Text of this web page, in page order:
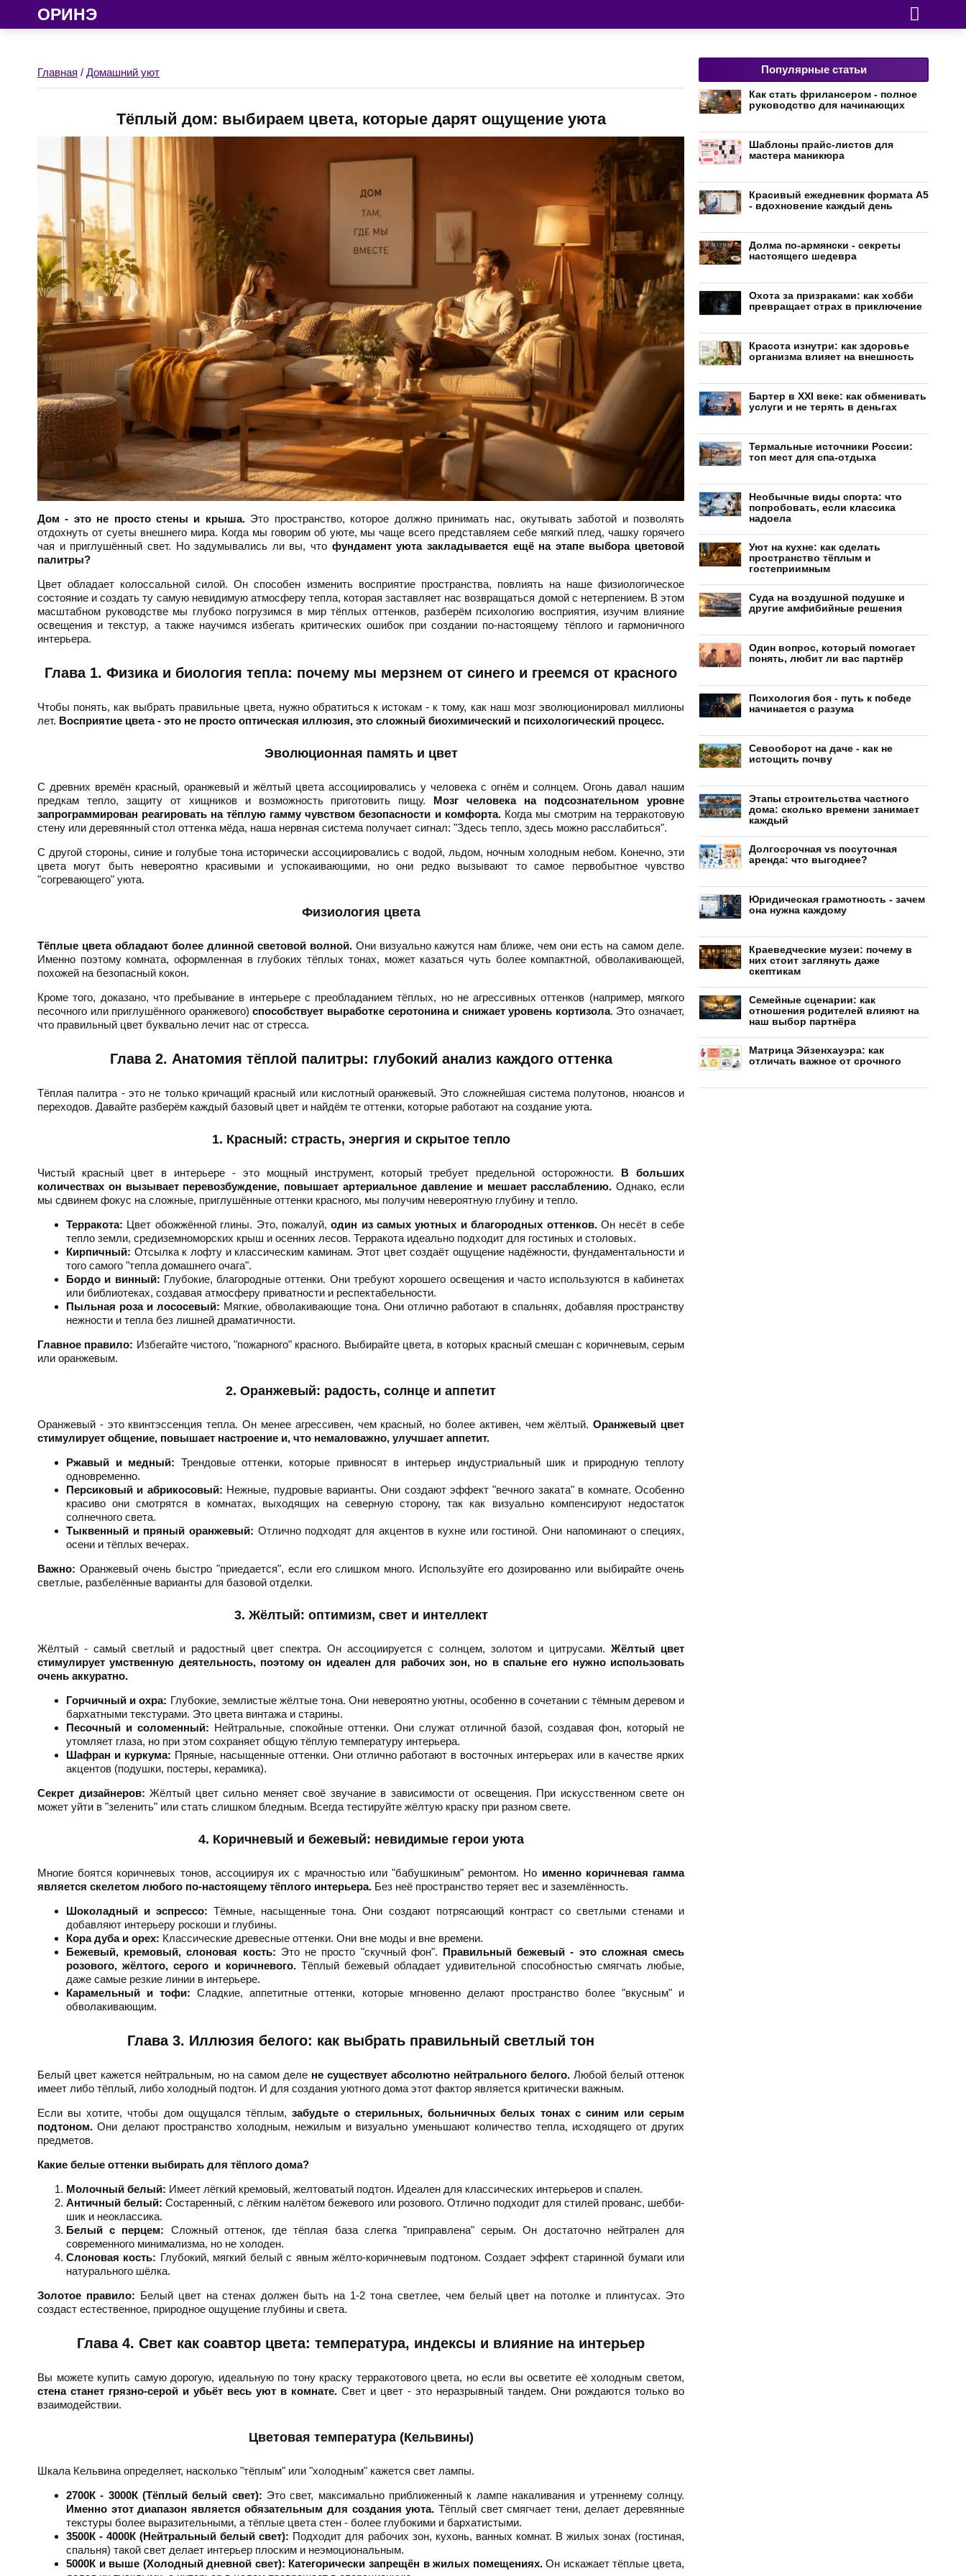
ОРИНЭ
Главная / Домашний уют
Тёплый дом: выбираем цвета, которые дарят ощущение уюта
Дом - это не просто стены и крыша.Это пространство, которое должно принимать нас, окутывать заботой и позволять
отдохнуть от суеты внешнего мира. Когда мы говорим об уюте, мы чаще всего представляем себе мягкий плед, чашку горячего
чая и приглушённый свет. Но задумывались ли вы, что фундамент уюта закладывается ещё на этапе выбора цветовой
палитры?
Цвет обладает колоссальной силой. Он способен изменить восприятие пространства, повлиять на наше физиологическое
состояние и создать ту самую невидимую атмосферу тепла, которая заставляет нас возвращаться домой с нетерпением. В этом
масштабном руководстве мы глубоко погрузимся в мир тёплых оттенков, разберём психологию восприятия, изучим влияние
освещения и текстур, а также научимся избегать критических ошибок при создании по-настоящему тёплого и гармоничного
интерьера.
Глава 1. Физика и биология тепла: почему мы мерзнем от синего и греемся от красного
Чтобы понять, как выбрать правильные цвета, нужно обратиться к истокам - к тому, как наш мозг эволюционировал миллионы
лет. Восприятие цвета - это не просто оптическая иллюзия, это сложный биохимический и психологический процесс.
Эволюционная память и цвет
С древних времён красный, оранжевый и жёлтый цвета ассоциировались у человека с огнём и солнцем. Огонь давал нашим
предкам тепло, защиту от хищников и возможность приготовить пищу. Мозг человека на подсознательном уровне
запрограммирован реагировать на тёплую гамму чувством безопасности и комфорта.Когда мы смотрим на терракотовую
стену или деревянный стол оттенка мёда, наша нервная система получает сигнал: "Здесь тепло, здесь можно расслабиться".
С другой стороны, синие и голубые тона исторически ассоциировались с водой, льдом, ночным холодным небом. Конечно, эти
цвета могут быть невероятно красивыми и успокаивающими, но они редко вызывают то самое первобытное чувство
"согревающего" уюта.
Физиология цвета
Тёплые цвета обладают более длинной световой волной.Они визуально кажутся нам ближе, чем они есть на самом деле.
Именно поэтому комната, оформленная в глубоких тёплых тонах, может казаться чуть более компактной, обволакивающей,
похожей на безопасный кокон.
Кроме того, доказано, что пребывание в интерьере с преобладанием тёплых, но не агрессивных оттенков (например, мягкого
песочного или приглушённого оранжевого)способствует выработке серотонина и снижает уровень кортизола. Это означает,
что правильный цвет буквально лечит нас от стресса.
Глава 2. Анатомия тёплой палитры: глубокий анализ каждого оттенка
Тёплая палитра - это не только кричащий красный или кислотный оранжевый. Это сложнейшая система полутонов, нюансов и
переходов. Давайте разберём каждый базовый цвет и найдём те оттенки, которые работают на создание уюта.
1. Красный: страсть, энергия и скрытое тепло
Чистый красный цвет в интерьере - это мощный инструмент, который требует предельной осторожности. В больших
количествах он вызывает перевозбуждение, повышает артериальное давление и мешает расслаблению. Однако, если
мы сдвинем фокус на сложные, приглушённые оттенки красного, мы получим невероятную глубину и тепло.
Терракота: Цвет обожжённой глины. Это, пожалуй,один из самых уютных и благородных оттенков.Он несёт в себе
тепло земли, средиземноморских крыш и осенних лесов. Терракота идеально подходит для гостиных и столовых.
Кирпичный: Отсылка к лофту и классическим каминам. Этот цвет создаёт ощущение надёжности, фундаментальности и
того самого "тепла домашнего очага".
Бордо и винный: Глубокие, благородные оттенки. Они требуют хорошего освещения и часто используются в кабинетах
или библиотеках, создавая атмосферу приватности и респектабельности.
Пыльная роза и лососевый: Мягкие, обволакивающие тона. Они отлично работают в спальнях, добавляя пространству
нежности и тепла без лишней драматичности.
Главное правило: Избегайте чистого, "пожарного" красного. Выбирайте цвета, в которых красный смешан с коричневым, серым
или оранжевым.
2. Оранжевый: радость, солнце и аппетит
Оранжевый - это квинтэссенция тепла. Он менее агрессивен, чем красный, но более активен, чем жёлтый.Оранжевый цвет
стимулирует общение, повышает настроение и, что немаловажно, улучшает аппетит.
Ржавый и медный: Трендовые оттенки, которые привносят в интерьер индустриальный шик и природную теплоту
одновременно.
Персиковый и абрикосовый: Нежные, пудровые варианты. Они создают эффект "вечного заката" в комнате. Особенно
красиво они смотрятся в комнатах, выходящих на северную сторону, так как визуально компенсируют недостаток
солнечного света.
Тыквенный и пряный оранжевый: Отлично подходят для акцентов в кухне или гостиной. Они напоминают о специях,
осени и тёплых вечерах.
Важно: Оранжевый очень быстро "приедается", если его слишком много. Используйте его дозированно или выбирайте очень
светлые, разбелённые варианты для базовой отделки.
3. Жёлтый: оптимизм, свет и интеллект
Жёлтый - самый светлый и радостный цвет спектра. Он ассоциируется с солнцем, золотом и цитрусами. Жёлтый цвет
стимулирует умственную деятельность, поэтому он идеален для рабочих зон, но в спальне его нужно использовать
очень аккуратно.
Горчичный и охра: Глубокие, землистые жёлтые тона. Они невероятно уютны, особенно в сочетании с тёмным деревом и
бархатными текстурами. Это цвета винтажа и старины.
Песочный и соломенный: Нейтральные, спокойные оттенки. Они служат отличной базой, создавая фон, который не
утомляет глаза, но при этом сохраняет общую тёплую температуру интерьера.
Шафран и куркума: Пряные, насыщенные оттенки. Они отлично работают в восточных интерьерах или в качестве ярких
акцентов (подушки, постеры, керамика).
Секрет дизайнеров: Жёлтый цвет сильно меняет своё звучание в зависимости от освещения. При искусственном свете он
может уйти в "зеленить" или стать слишком бледным. Всегда тестируйте жёлтую краску при разном свете.
4. Коричневый и бежевый: невидимые герои уюта
Многие боятся коричневых тонов, ассоциируя их с мрачностью или "бабушкиным" ремонтом. Но именно коричневая гамма
является скелетом любого по-настоящему тёплого интерьера. Без неё пространство теряет вес и заземлённость.
Шоколадный и эспрессо: Тёмные, насыщенные тона. Они создают потрясающий контраст со светлыми стенами и
добавляют интерьеру роскоши и глубины.
Кора дуба и орех: Классические древесные оттенки. Они вне моды и вне времени.
Бежевый, кремовый, слоновая кость: Это не просто "скучный фон". Правильный бежевый - это сложная смесь
розового, жёлтого, серого и коричневого.Тёплый бежевый обладает удивительной способностью смягчать любые,
даже самые резкие линии в интерьере.
Карамельный и тофи: Сладкие, аппетитные оттенки, которые мгновенно делают пространство более "вкусным" и
обволакивающим.
Глава 3. Иллюзия белого: как выбрать правильный светлый тон
Белый цвет кажется нейтральным, но на самом деле не существует абсолютно нейтрального белого. Любой белый оттенок
имеет либо тёплый, либо холодный подтон. И для создания уютного дома этот фактор является критически важным.
Если вы хотите, чтобы дом ощущался тёплым, забудьте о стерильных, больничных белых тонах с синим или серым
подтоном. Они делают пространство холодным, нежилым и визуально уменьшают количество тепла, исходящего от других
предметов.
Какие белые оттенки выбирать для тёплого дома?
Молочный белый: Имеет лёгкий кремовый, желтоватый подтон. Идеален для классических интерьеров и спален.
Античный белый: Состаренный, с лёгким налётом бежевого или розового. Отлично подходит для стилей прованс, шебби-
шик и неоклассика.
Белый с перцем: Сложный оттенок, где тёплая база слегка "приправлена" серым. Он достаточно нейтрален для
современного минимализма, но не холоден.
Слоновая кость: Глубокий, мягкий белый с явным жёлто-коричневым подтоном. Создает эффект старинной бумаги или
натурального шёлка.
Золотое правило: Белый цвет на стенах должен быть на 1-2 тона светлее, чем белый цвет на потолке и плинтусах. Это
создаст естественное, природное ощущение глубины и света.
Глава 4. Свет как соавтор цвета: температура, индексы и влияние на интерьер
Вы можете купить самую дорогую, идеальную по тону краску терракотового цвета, но если вы осветите её холодным светом,
стена станет грязно-серой и убьёт весь уют в комнате. Свет и цвет - это неразрывный тандем. Они рождаются только во
взаимодействии.
Цветовая температура (Кельвины)
Шкала Кельвина определяет, насколько "тёплым" или "холодным" кажется свет лампы.
2700К - 3000К (Тёплый белый свет): Это свет, максимально приближенный к лампе накаливания и утреннему солнцу.
Именно этот диапазон является обязательным для создания уюта. Тёплый свет смягчает тени, делает деревянные
текстуры более выразительными, а тёплые цвета стен - более глубокими и бархатистыми.
3500К - 4000К (Нейтральный белый свет): Подходит для рабочих зон, кухонь, ванных комнат. В жилых зонах (гостиная,
спальня) такой свет делает интерьер плоским и неэмоциональным.
5000К и выше (Холодный дневной свет): Категорически запрещён в жилых помещениях.Он искажает тёплые цвета,
Популярные статьи
Как стать фрилансером - полное
руководство для начинающих
Шаблоны прайс-листов для
мастера маникюра
Красивый ежедневник формата А5
- вдохновение каждый день
Долма по-армянски - секреты
настоящего шедевра
Охота за призраками: как хобби
превращает страх в приключение
Красота изнутри: как здоровье
организма влияет на внешность
Бартер в XXI веке: как обменивать
услуги и не терять в деньгах
Термальные источники России:
топ мест для спа-отдыха
Необычные виды спорта: что
попробовать, если классика
надоела
Уют на кухне: как сделать
пространство тёплым и
гостеприимным
Суда на воздушной подушке и
другие амфибийные решения
Один вопрос, который помогает
понять, любит ли вас партнёр
Психология боя - путь к победе
начинается с разума
Севооборот на даче - как не
истощить почву
Этапы строительства частного
дома: сколько времени занимает
каждый
Долгосрочная vs посуточная
аренда: что выгоднее?
Юридическая грамотность - зачем
она нужна каждому
Краеведческие музеи: почему в
них стоит заглянуть даже
скептикам
Семейные сценарии: как
отношения родителей влияют на
наш выбор партнёра
Матрица Эйзенхауэра: как
отличать важное от срочного